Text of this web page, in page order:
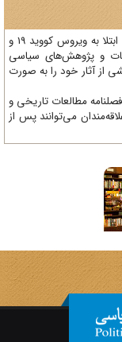
با توجه به نیاز به تداوم مراقبت‌های بهداشتی برای عدم ابتلا به ویروس کووید 19 و
و پژوهش‌های سیاسی
آثار خود را به صورت
مطالعات تاریخی و
می‌توانند پس از